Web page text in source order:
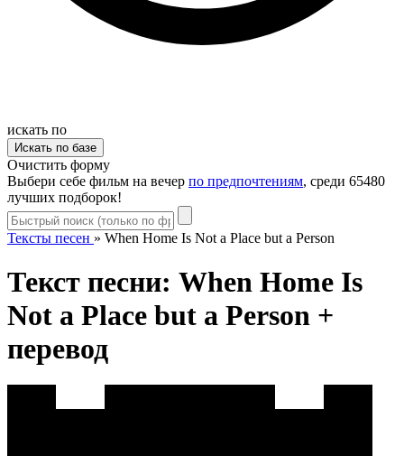
искать по
Очистить форму
Выбери себе фильм на вечер по предпочтениям, среди 65480
лучших подборок!
Тексты песен » When Home Is Not a Place but a Person
Текст песни: When Home Is
Not a Place but a Person +
перевод